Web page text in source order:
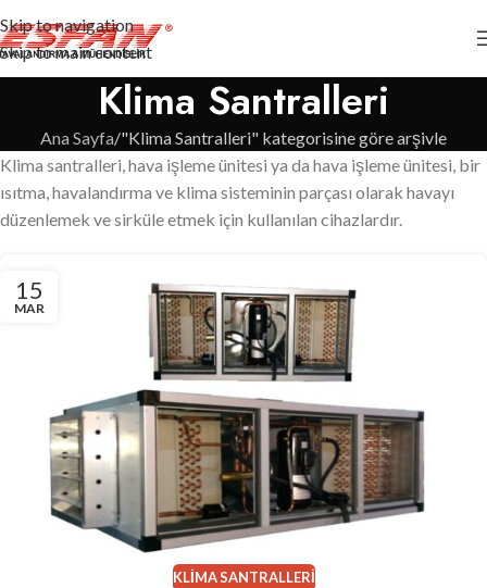
Skip to navigation
Skip to main content
Klima Santralleri
Ana Sayfa "Klima Santralleri" kategorisine göre arşivle
Klima santralleri, hava işleme ünitesi ya da hava işleme ünitesi, bir
ısıtma, havalandırma ve klima sisteminin parçası olarak havayı
düzenlemek ve sirküle etmek için kullanılan cihazlardır.
15
MAR
KLIMA SANTRALLERI